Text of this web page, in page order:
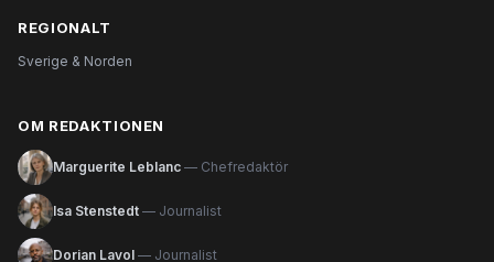
REGIONALT
Sverige & Norden
OM REDAKTIONEN
Marguerite Leblanc — Chefredaktör
Isa Stenstedt — Journalist
Dorian Lavol — Journalist